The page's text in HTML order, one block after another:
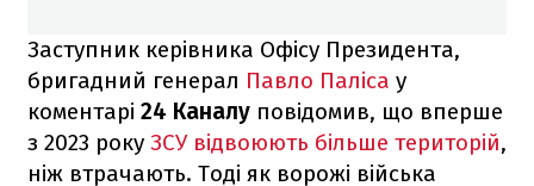
Заступник керівника Офісу Президента,
бригадний генерал Павло Паліса у
коментарі 24 Каналу повідомив, що вперше
з 2023 року ЗСУ відвоюють більше територій,
ніж втрачають. Тоді як ворожі війська